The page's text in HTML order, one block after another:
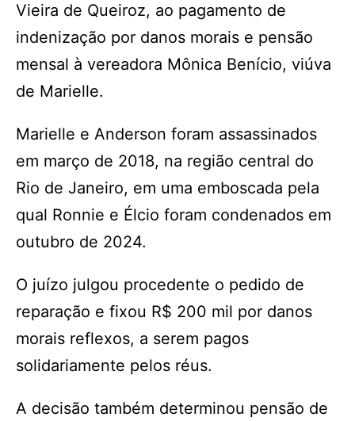
Vieira de Queiroz, ao pagamento de
indenização por danos morais e pensão
mensal à vereadora Mônica Benício, viúva
de Marielle.
Marielle e Anderson foram assassinados
em março de 2018, na região central do
Rio de Janeiro, em uma emboscada pela
qual Ronnie e Élcio foram condenados em
outubro de 2024.
O juízo julgou procedente o pedido de
reparação e fixou R$ 200 mil por danos
morais reflexos, a serem pagos
solidariamente pelos réus.
A decisão também determinou pensão de